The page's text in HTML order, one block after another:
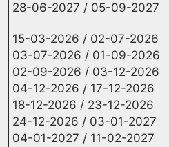
28-06-2027 / 05-09-2027
15-03-2026 / 02-07-2026
03-07-2026 / 01-09-2026
02-09-2026 / 03-12-2026
04-12-2026 / 17-12-2026
18-12-2026 / 23-12-2026
24-12-2026 / 03-01-2027
04-01-2027 / 11-02-2027